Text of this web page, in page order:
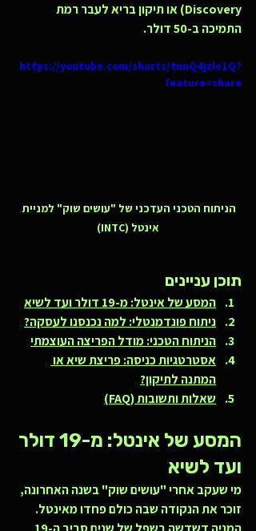
Discovery) או תיקון בריא לעבר רמת
התמיכה ב-50 דולר.
https://youtube.com/shorts/tnnQ4jzle1Q?
feature=share
הניתוח הטכני העדכני של "עושים שוק" למניית
אינטל (INTC)
תוכן עניינים
המסע של אינטל: מ-19 דולר ועד לשיא
ניתוח פונדמנטלי: למה נכנסנו לעסקה?
הניתוח הטכני: מודל הפריצה העוצמתי
אסטרטגיות כניסה: פריצת שיא או
המתנה לתיקון?
שאלות ותשובות (FAQ)
המסע של אינטל: מ-19 דולר
ועד לשיא
מי שעקב אחרי "עושים שוק" בשנה האחרונה,
זוכר את הנקודה שבה כולם פחדו מאינטל.